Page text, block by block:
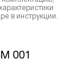
в инструкции.
001